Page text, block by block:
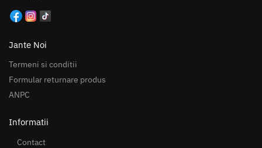
Jante Noi
Termeni si conditii
Formular returnare produs
ANPC
Informatii
Contact